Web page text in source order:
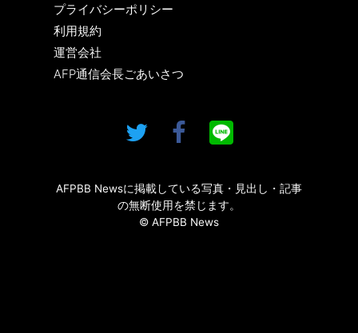
プライバシーポリシー
利用規約
運営会社
AFP通信会長ごあいさつ
AFPBB Newsに掲載している写真・見出し・記事
の無断使用を禁じます。
© AFPBB News